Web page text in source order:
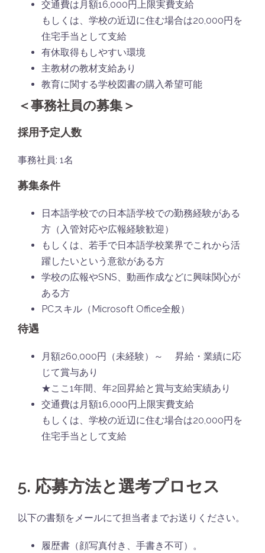
交通費は月額16,000円上限実費支給
もしくは、学校の近辺に住む場合は20,000円を
住宅手当として支給
有休取得もしやすい環境
主教材の教材支給あり
教育に関する学校図書の購入希望可能
＜事務社員の募集＞
採用予定人数
事務社員: 1名
募集条件
日本語学校での日本語学校での勤務経験がある
方（入管対応や広報経験歓迎）
もしくは、若手で日本語学校業界でこれから活
躍したいという意欲がある方
学校の広報やSNS、動画作成などに興味関心が
ある方
PCスキル（Microsoft Office全般）
待遇
月額260,000円（未経験）～ 昇給・業績に応
じて賞与あり
★ここ1年間、年2回昇給と賞与支給実績あり
交通費は月額16,000円上限実費支給
もしくは、学校の近辺に住む場合は20,000円を
住宅手当として支給
5. 応募方法と選考プロセス
以下の書類をメールにて担当者までお送りください。
履歴書（顔写真付き、手書き不可）。